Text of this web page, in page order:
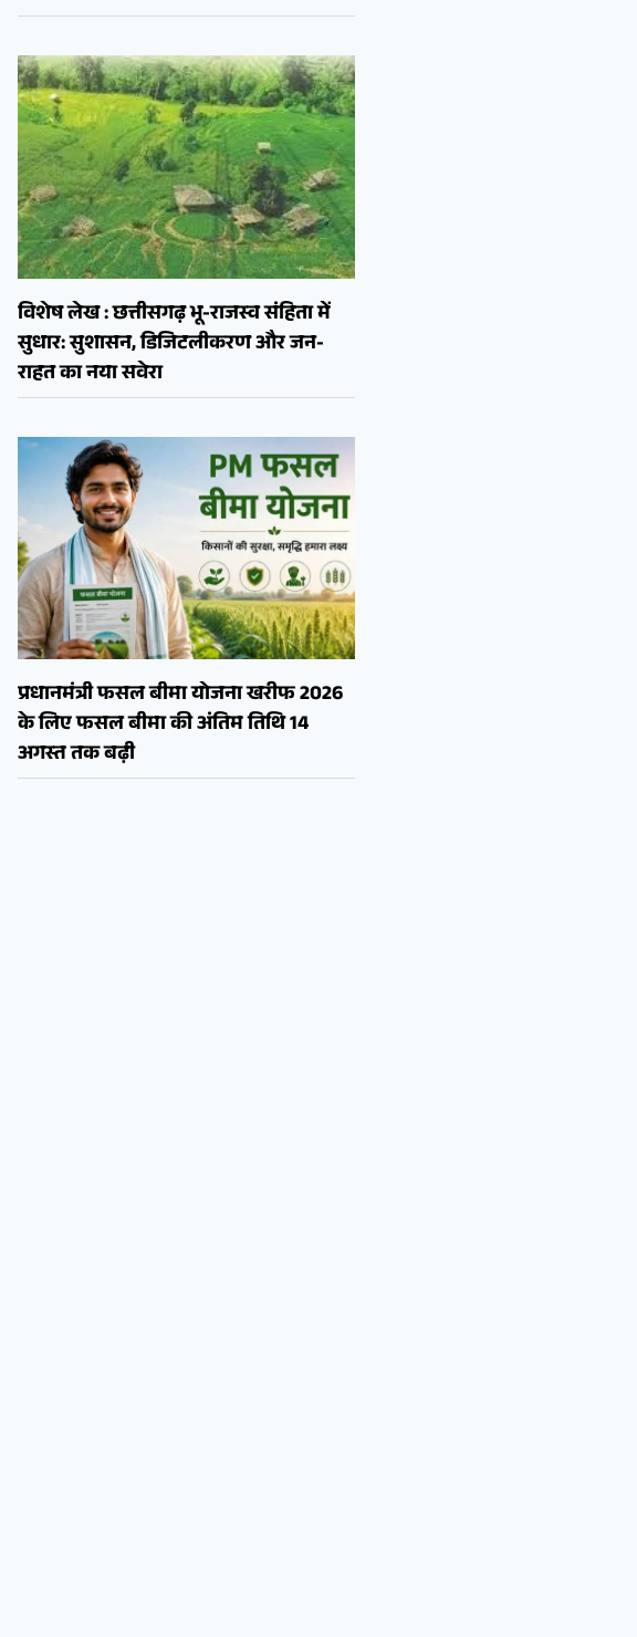
विशेष लेख : छत्तीसगढ़ भू-राजस्व संहिता में
सुधार: सुशासन, डिजिटलीकरण और जन-
राहत का नया सवेरा
प्रधानमंत्री फसल बीमा योजना खरीफ 2026
के लिए फसल बीमा की अंतिम तिथि 14
अगस्त तक बढ़ी